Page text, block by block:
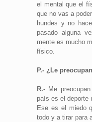
el mental que el
que no vas a
hundes y no
pasado alguna
mente es mucho
físico.
P.- ¿Le
R.- Me
país es el deporte
Ese es el miedo
todo y a tirar para